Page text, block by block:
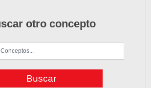
otro concepto